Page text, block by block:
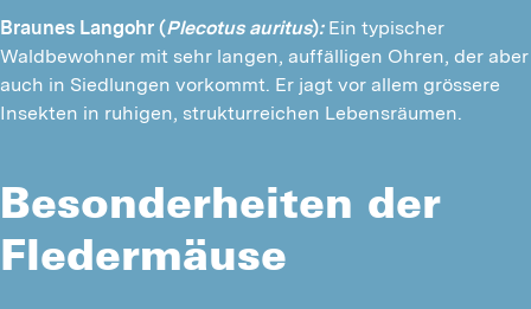
Braunes Langohr (Plecotus auritus):Ein typischer
Waldbewohner mit sehr langen, auffälligen Ohren, der aber
auch in Siedlungen vorkommt. Er jagt vor allem grössere
Insekten in ruhigen, strukturreichen Lebensräumen.
Besonderheiten der
Fledermäuse